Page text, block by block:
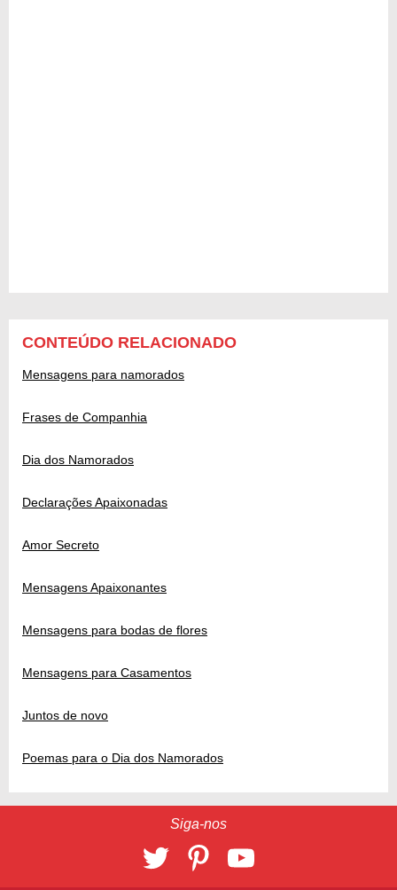
CONTEÚDO RELACIONADO
Mensagens para namorados
Frases de Companhia
Dia dos Namorados
Declarações Apaixonadas
Amor Secreto
Mensagens Apaixonantes
Mensagens para bodas de flores
Mensagens para Casamentos
Juntos de novo
Poemas para o Dia dos Namorados
Siga-nos